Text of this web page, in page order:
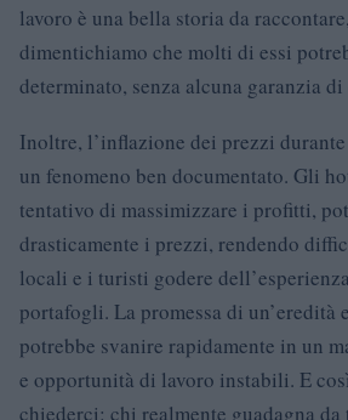
lavoro è una bella storia da
dimentichiamo che molti di essi
determinato, senza alcuna garanzia
Inoltre, l’inflazione dei prezzi
un fenomeno ben documentato. Gli
tentativo di massimizzare i profitti,
drasticamente i prezzi, rendendo
locali e i turisti godere
portafogli. La promessa di un’eredità
potrebbe svanire rapidamente in un
e opportunità di lavoro instabili. E
chiederci: chi realmente guadagna da